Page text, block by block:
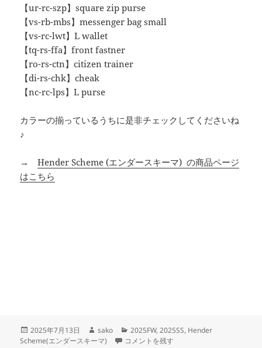
【ur-rc-szp】square zip purse
【vs-rb-mbs】messenger bag small
【vs-rc-lwt】L wallet
【tq-rs-ffa】front fastner
【ro-rs-ctn】citizen trainer
【di-rs-chk】cheak
【nc-rc-lps】L purse
カラーの揃っているうちに是非チェックしてくださいね
♪
→Hender Scheme (エンダースキーマ) の商品ページ
はこちら
投
稿
2025年7月13日
作
成
sako
カ
テ
2025FW,2025SS, Hender
Scheme(エンダースキーマ)
Hender Scheme (エンダースキーマ) 入荷
コメントを残す